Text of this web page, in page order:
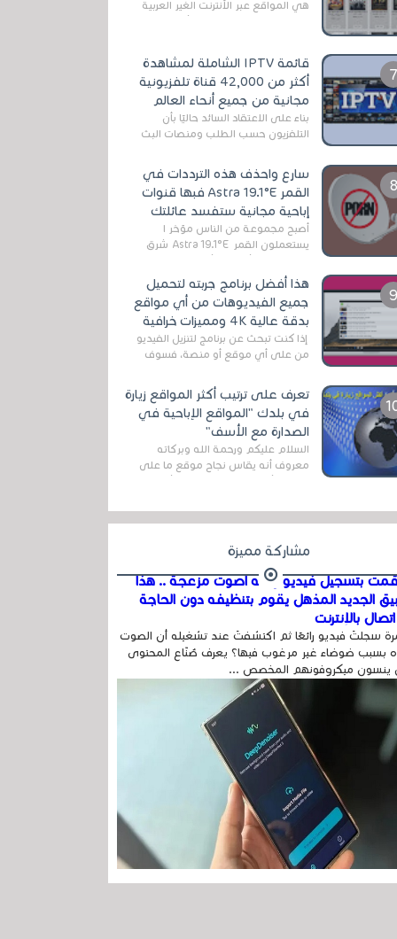
هي المواقع عبر الأنترنت الغير العربية
التي تقدم خدمة تحميل الأفلام على
قائمة IPTV الشاملة لمشاهدة
أكثر من 42,000 قناة تلفزيونية
مجانية من جميع أنحاء العالم
بناءً على الاعتقاد السائد حاليًا بأن
التلفزيون حسب الطلب ومنصات البث
سارع واحذف هذه الترددات في
القمر Astra 19.1°E فبها قنوات
إباحية مجانية ستفسد عائلتك
أصبح مجموعة من الناس مؤخر ا
يستعملون القمر Astra 19.1°E شرق
وذلك بسبب أن هذا الأخير يتوفرعلى
قنوات مميزة جدا تنقل العديد من البرامج
اله...
هذا أفضل برنامج جربته لتحميل
جميع الفيديوهات من أي مواقع
بدقة عالية 4K ومميزات خرافية
إذا كنت تبحث عن برنامج لتنزيل الفيديو
من على أي موقع أو منصة، فسوف
الخاصة بالبرامج والتطبيقات في هذا
المج...
تعرف على ترتيب أكثر المواقع زيارة
في بلدك "المواقع الإباحية في
الصدارة مع الأسف"
السلام عليكم ورحمة الله وبركاته
معروف أنه يقاس نجاح موقع ما على
في...
مشاركة مميزة
بتسجيل فيديو وفيه أصوت مزعجة .. هذا
الجديد المذهل يقوم بتنظيفه دون الحاجة
بالإنترنت
سجلتَ فيديو رائعًا ثم اكتشفتَ عند تشغيله أن الصوت
بسبب ضوضاء غير مرغوب فيها؟ يعرف صُنّاع المحتوى
ينسون ميكروفونهم المخصص ...